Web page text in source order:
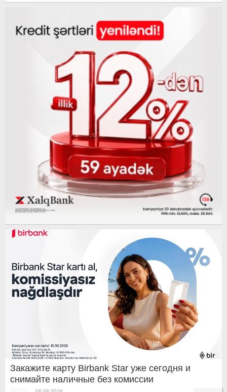
Закажите карту Birbank Star уже сегодня и
снимайте наличные без комиссии